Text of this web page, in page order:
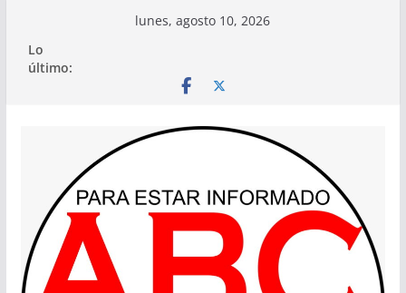
contenido
lunes, agosto 10, 2026
Lo
último: